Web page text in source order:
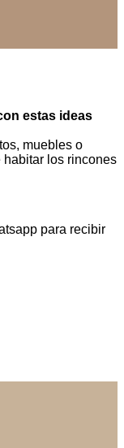
estas ideas
muebles o
habitar los rincones
para recibir